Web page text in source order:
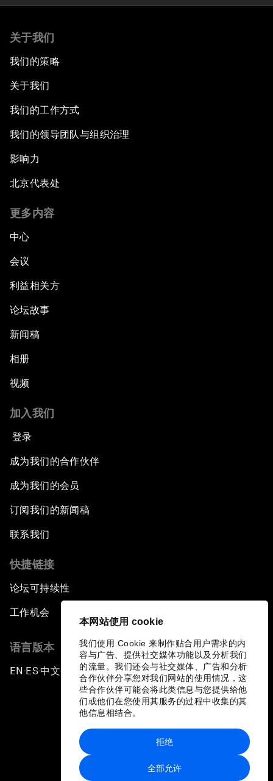
本网站使用 cookie
我们使用 Cookie 来制作贴合用户需求的内
容与广告、提供社交媒体功能以及分析我们
的流量。我们还会与社交媒体、广告和分析
合作伙伴分享您对我们网站的使用情况，这
些合作伙伴可能会将此类信息与您提供给他
们或他们在您使用其服务的过程中收集的其
他信息相结合。
全部允许
拒绝
关于我们
我们的策略
关于我们
我们的工作方式
我们的领导团队与组织治理
影响力
北京代表处
更多内容
中心
会议
利益相关方
论坛故事
新闻稿
相册
视频
加入我们
登录
成为我们的合作伙伴
成为我们的会员
订阅我们的新闻稿
联系我们
快捷链接
论坛可持续性
工作机会
语言版本
EN ▪ES▪中文▪ 日本語
站点地图